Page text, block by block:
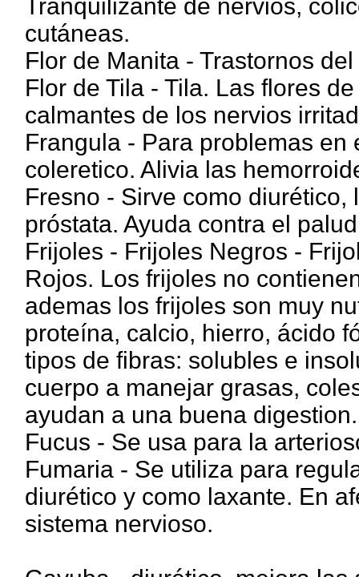
Tranquilizante de nervios,
cutáneas.
Flor de Manita - Trastornos
Flor de Tila - Tila. Las flores
calmantes de los nervios
Frangula - Para problemas
coleretico. Alivia las
Fresno - Sirve como
próstata. Ayuda contra el
Frijoles - Frijoles Negros -
Rojos. Los frijoles no
ademas los frijoles son muy
proteína, calcio, hierro, ácido
tipos de fibras: solubles e
cuerpo a manejar grasas,
ayudan a una buena digestion.
Fucus - Se usa para la
Fumaria - Se utiliza para
diurético y como laxante. En
sistema nervioso.